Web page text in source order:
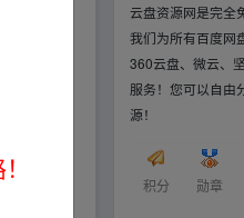
云盘资源网是完全
我们为所有百度网
360云盘、微云、
服务！您可以自由
源！
积分 勋章